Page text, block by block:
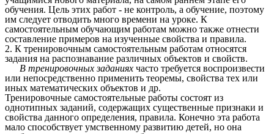
обучения. Цель этих работ - не контроль, а обучение, поэтому
им следует отводить много времени на уроке. К
самостоятельным обучающим работам можно также отнести
составление примеров на изученные свойства и правила.
2. К тренировочным самостоятельным работам относятся
задания на распознавание различных объектов и свойств.
В тренировочных заданиях часто требуется воспроизвести
или непосредственно применить теоремы, свойства тех или
иных математических объектов и др.
Тренировочные самостоятельные работы состоят из
однотипных заданий, содержащих существенные признаки и
свойства данного определения, правила. Конечно эта работа
мало способствует умственному развитию детей, но она